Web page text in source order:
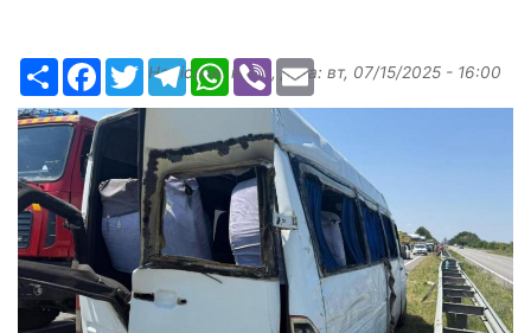
РесурсFacebook
TwitterTelegramWhatsApp
ViberEmail
Надіслав: ilona , дата: вт, 07/15/2025 - 16:00